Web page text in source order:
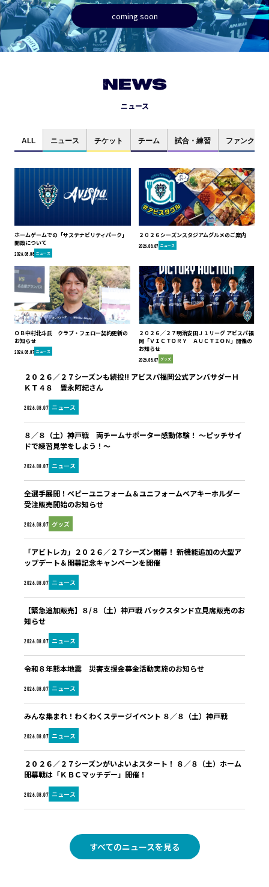
coming soon
NEWS
ニュース
ALL ニュース チケット チーム 試合・練習 ファンクラブ
ホームゲームでの「サステナビリティパーク」
開設について
2026.08.08 ニュース
２０２６シーズンスタジアムグルメのご案内
2026.08.07 ニュース
ＯＢ中村北斗氏 クラブ・フェロー契約更新の
お知らせ
2026.08.07 ニュース
２０２６／２７明治安田Ｊ１リーグ アビスパ福
岡「ＶＩＣＴＯＲＹ ＡＵＣＴＩＯＮ」開催の
お知らせ
2026.08.07 グッズ
2026.08.07 ニュース
２０２６／２７シーズンも続投!! アビスパ福岡公式アンバサダーＨ
ＫＴ４８ 豊永阿紀さん
2026.08.07 ニュース
８／８（土）神戸戦 両チームサポーター感動体験！ ～ピッチサイ
ドで練習見学をしよう！～
2026.08.07 グッズ
全選手展開！ベビーユニフォーム＆ユニフォームベアキーホルダー
受注販売開始のお知らせ
2026.08.07 ニュース
「アビトレカ」２０２６／２７シーズン開幕！ 新機能追加の大型ア
ップデート＆開幕記念キャンペーンを開催
2026.08.07 ニュース
【緊急追加販売】８/８（土）神戸戦 バックスタンド立見席販売のお
知らせ
2026.08.07 ニュース
令和８年熊本地震 災害支援金募金活動実施のお知らせ
2026.08.07 ニュース
みんな集まれ！わくわくステージイベント ８／８（土）神戸戦
2026.08.07 ニュース
２０２６／２７シーズンがいよいよスタート！ ８／８（土）ホーム
開幕戦は「ＫＢＣマッチデー」開催！
すべてのニュースを見る